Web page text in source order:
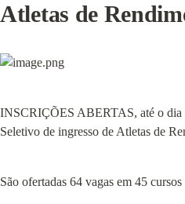
Atletas de
INSCRIÇÕES ABERTAS, até o dia
Seletivo de ingresso de Atletas de
São ofertadas 64 vagas em 45